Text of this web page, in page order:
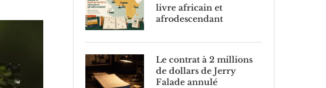
livre africain et
afrodescendant
Le contrat à 2 millions
de dollars de Jerry
Falade annulé